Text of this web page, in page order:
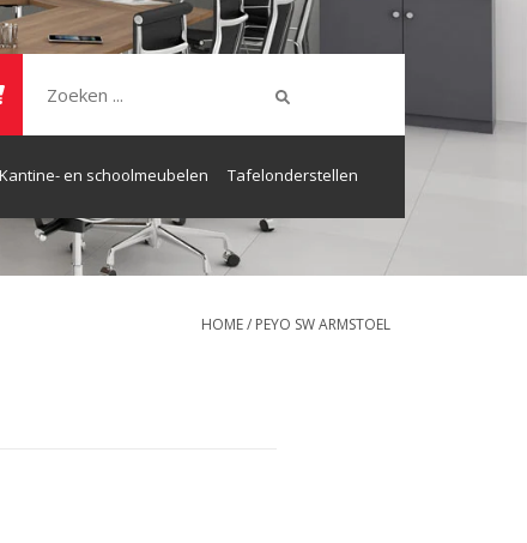
Kantine- en schoolmeubelen Tafelonderstellen
HOME/ PEYO SW ARMSTOEL